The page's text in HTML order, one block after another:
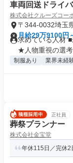
車両回送ドライ
株式会社クルーズコー
〒344-0032埼玉
月給29万9100円
求めている人材
★人物重視の選考
制服あり 業界未経
正社員
葬祭プランナー
株式会社金宝堂
年休115日／完休